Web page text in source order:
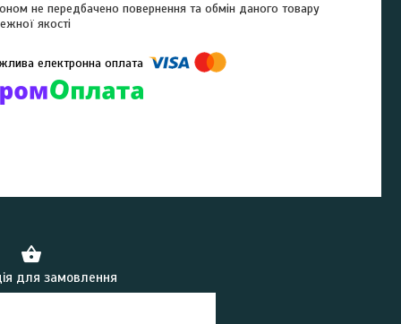
не передбачено повернення та обмін даного товару
якості
для замовлення